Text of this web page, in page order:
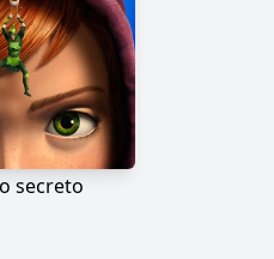
secreto